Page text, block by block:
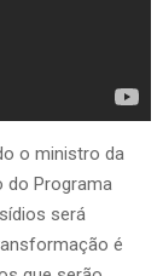
o ministro da
do Programa
será
é